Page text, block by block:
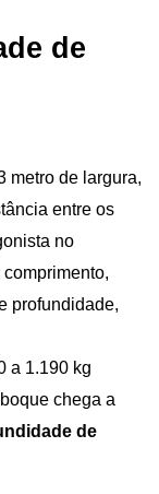
de
metro de largura,
entre os
no
profundidade,
a 1.190 kg
chega a
de